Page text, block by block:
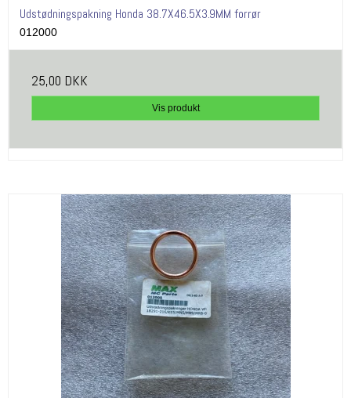
Udstødningspakning Honda 38.7X46.5X3.9MM forrør
012000
25,00 DKK
Vis produkt